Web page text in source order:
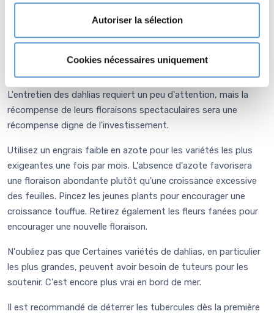
Autoriser la sélection
Cookies nécessaires uniquement
arroser, faute de quoi les tubercules risquent de pourrir.
Entretien de
DAHLIA 'Gallery Art
L'entretien des dahlias requiert un peu d'attention, mais la
récompense de leurs floraisons spectaculaires sera une
récompense digne de l'investissement.
Utilisez un engrais faible en azote pour les variétés les plus
exigeantes une fois par mois. L'absence d'azote favorisera
une floraison abondante plutôt qu'une croissance excessive
des feuilles. Pincez les jeunes plants pour encourager une
croissance touffue. Retirez également les fleurs fanées pour
encourager une nouvelle floraison.
N'oubliez pas que Certaines variétés de dahlias, en particulier
les plus grandes, peuvent avoir besoin de tuteurs pour les
soutenir. C'est encore plus vrai en bord de mer.
Il est recommandé de déterrer les tubercules dès la première